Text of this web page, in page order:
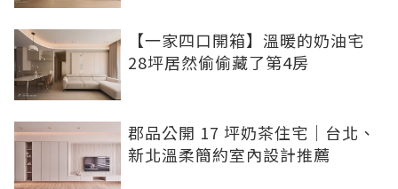
【一家四口開箱】溫暖的奶油宅
28坪居然偷偷藏了第4房
郡品公開 17 坪奶茶住宅｜台北、
新北溫柔簡約室內設計推薦